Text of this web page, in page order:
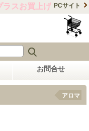
スお買上げ合計金額
PCサイト
お問合せ
アロマ